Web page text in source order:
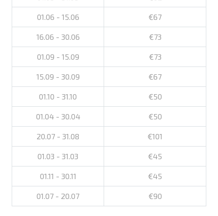
01.06 - 15.06 €67
16.06 - 30.06 €73
01.09 - 15.09 €73
15.09 - 30.09 €67
01.10 - 31.10 €50
01.04 - 30.04 €50
20.07 - 31.08 €101
01.03 - 31.03 €45
01.11 - 30.11 €45
01.07 - 20.07 €90